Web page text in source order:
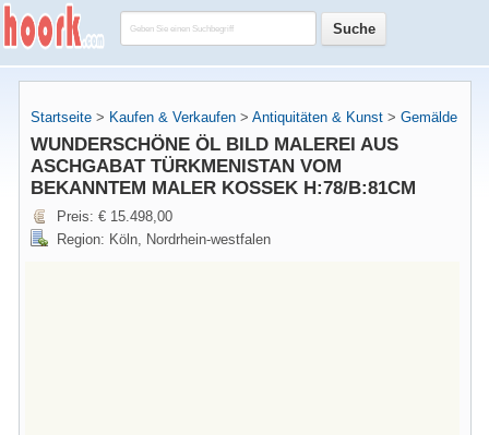
Startseite > Kaufen & Verkaufen > Antiquitäten & Kunst > Gemälde
WUNDERSCHÖNE ÖL BILD MALEREI AUS
ASCHGABAT TÜRKMENISTAN VOM
BEKANNTEM MALER KOSSEK H:78/B:81CM
Preis: € 15.498,00
Region: Köln, Nordrhein-westfalen